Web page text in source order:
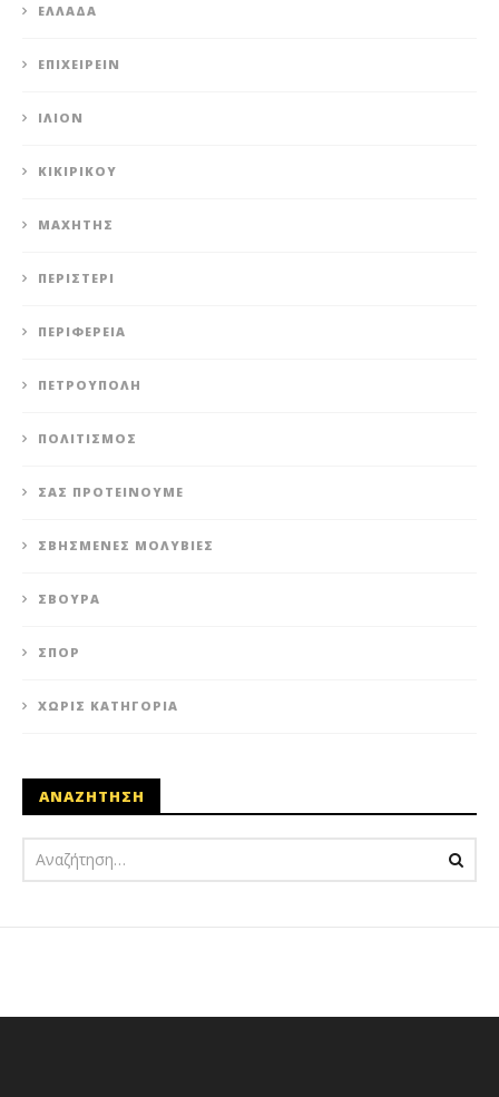
ΕΛΛΆΔΑ
ΕΠΙΧΕΙΡΕΊΝ
ΊΛΙΟΝ
ΚΙΚΙΡΙΚΟΥ
ΜΑΧΗΤΗΣ
ΠΕΡΙΣΤΈΡΙ
ΠΕΡΙΦΈΡΕΙΑ
ΠΕΤΡΟΎΠΟΛΗ
ΠΟΛΙΤΙΣΜΌΣ
ΣΑΣ ΠΡΟΤΕΊΝΟΥΜΕ
ΣΒΗΣΜΈΝΕΣ ΜΟΛΥΒΙΈΣ
ΣΒΟΎΡΑ
ΣΠΟΡ
ΧΩΡΊΣ ΚΑΤΗΓΟΡΊΑ
ΑΝΑΖΗΤΗΣΗ